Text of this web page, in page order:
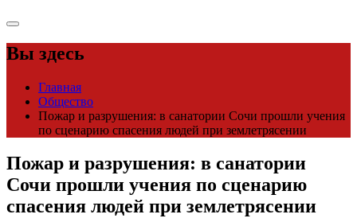
Вы здесь
Главная
Общество
Пожар и разрушения: в санатории Сочи прошли учения
по сценарию спасения людей при землетрясении
Пожар и разрушения: в санатории
Сочи прошли учения по сценарию
спасения людей при землетрясении